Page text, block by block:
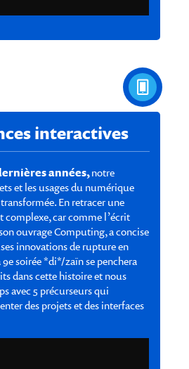
interactives
années,notre
et les usages du numérique
En retracer une
complexe, car comme l’écrit
ouvrage Computing, a concise
innovations de rupture en
soirée *di*/zaïn se penchera
dans cette histoire et nous
avec 5 précurseurs qui
des projets et des interfaces